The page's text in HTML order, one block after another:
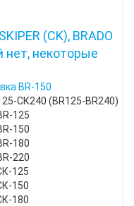
(CK), BRADO
нет, некоторые
BR-150
СК240 (BR125-BR240)
125
150
180
220
125
150
180